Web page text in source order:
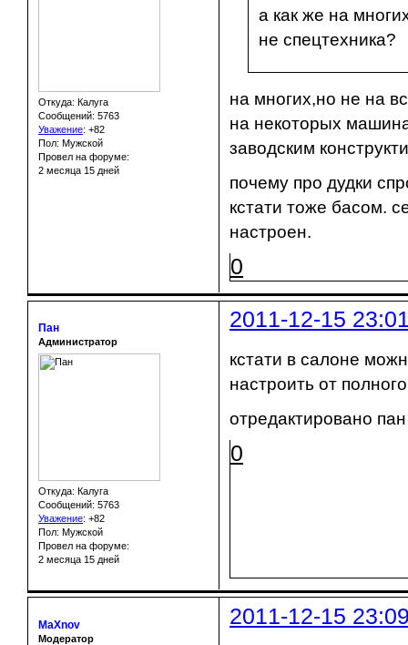
Откуда: Калуга
Сообщений: 5763
Уважение: +82
Пол: Мужской
Провел на форуме:
2 месяца 15 дней
а как же на
не спецтехника?
на многих,но не на
на некоторых
заводским
почему про дудки
кстати тоже басом.
настроен.
0
2011-12-15
Пан
Администратор
Откуда: Калуга
Сообщений: 5763
Уважение: +82
Пол: Мужской
Провел на форуме:
2 месяца 15 дней
кстати в салоне
настроить от
отредактировано
0
2011-12-15
MaXnov
Модератор